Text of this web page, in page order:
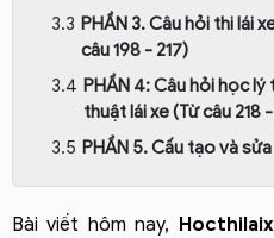
PHẦN 3. Câu hỏi thi lái
câu 198 - 217)
PHẦN 4: Câu hỏi học
thuật lái xe (Từ câu 218
PHẦN 5. Cấu tạo và
Bài viết hôm nay,